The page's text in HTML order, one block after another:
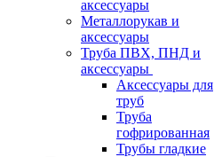
аксессуары
Металлорукав и
аксессуары
Труба ПВХ, ПНД и
аксессуары
Аксессуары для
труб
Труба
гофрированная
Трубы гладкие